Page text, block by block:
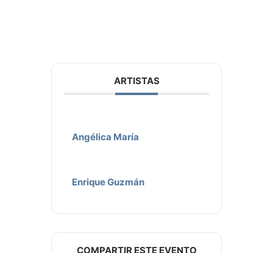
ARTISTAS
Angélica María
Enrique Guzmán
COMPARTIR ESTE EVENTO